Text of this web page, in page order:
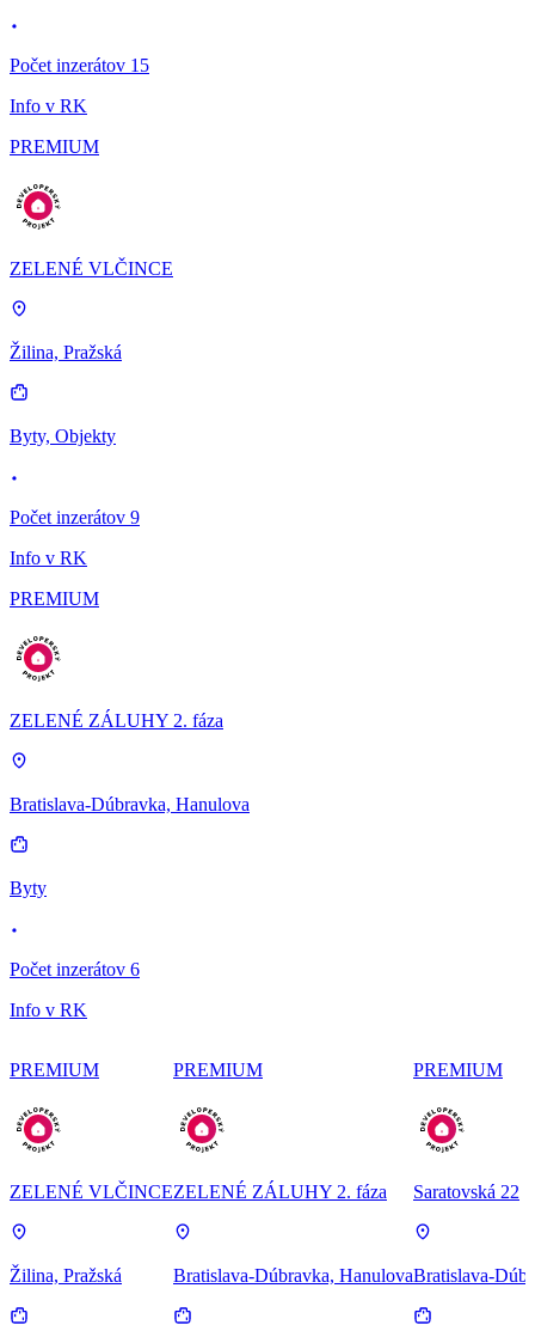
Počet inzerátov 15
Info v RK
PREMIUM
ZELENÉ VLČINCE
Žilina, Pražská
Byty, Objekty
Počet inzerátov 9
Info v RK
PREMIUM
ZELENÉ ZÁLUHY 2. fáza
Bratislava-Dúbravka, Hanulova
Byty
Počet inzerátov 6
Info v RK
PREMIUM
ZELENÉ VLČINCE
Žilina, Pražská
PREMIUM
ZELENÉ ZÁLUHY 2. fáza
Bratislava-Dúbravka, Hanulova
PREMIUM
Saratovská 22
Bratislava-